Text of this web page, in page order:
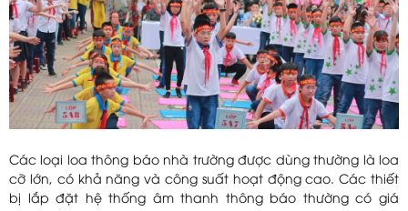
Các loại loa thông báo nhà trường được dùng thường là loa
cỡ lớn, có khả năng và công suất hoạt động cao. Các thiết
bị lắp đặt hệ thống âm thanh thông báo thường có giá